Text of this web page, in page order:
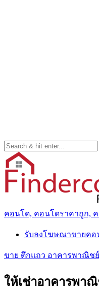
คอนโด, คอนโดราคาถูก,
รับลงโฆษณาขายคอ
ขาย ตึกแถว อาคารพาณิช
ให้เช่าอาคารพาณิ